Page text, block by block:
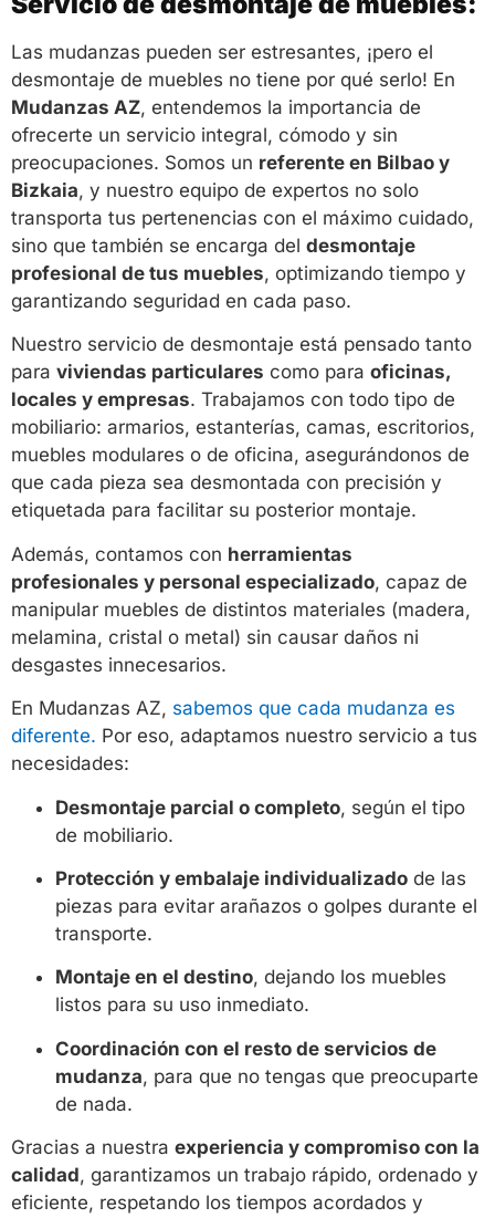
Las mudanzas pueden ser estresantes, ¡pero el
desmontaje de muebles no tiene por qué serlo! En
Mudanzas AZ, entendemos la importancia de
ofrecerte un servicio integral, cómodo y sin
preocupaciones. Somos un referente en Bilbao y
Bizkaia, y nuestro equipo de expertos no solo
transporta tus pertenencias con el máximo cuidado,
sino que también se encarga del desmontaje
profesional de tus muebles, optimizando tiempo y
garantizando seguridad en cada paso.
Nuestro servicio de desmontaje está pensado tanto
para viviendas particulares como para oficinas,
locales y empresas. Trabajamos con todo tipo de
mobiliario: armarios, estanterías, camas, escritorios,
muebles modulares o de oficina, asegurándonos de
que cada pieza sea desmontada con precisión y
etiquetada para facilitar su posterior montaje.
Además, contamos con herramientas
profesionales y personal especializado, capaz de
manipular muebles de distintos materiales (madera,
melamina, cristal o metal) sin causar daños ni
desgastes innecesarios.
En Mudanzas AZ, sabemos que cada mudanza es
diferente. Por eso, adaptamos nuestro servicio a tus
necesidades:
Desmontaje parcial o completo, según el tipo
de mobiliario.
Protección y embalaje individualizado de las
piezas para evitar arañazos o golpes durante el
transporte.
Montaje en el destino, dejando los muebles
listos para su uso inmediato.
Coordinación con el resto de servicios de
mudanza, para que no tengas que preocuparte
de nada.
Gracias a nuestra experiencia y compromiso con la
calidad, garantizamos un trabajo rápido, ordenado y
eficiente, respetando los tiempos acordados y